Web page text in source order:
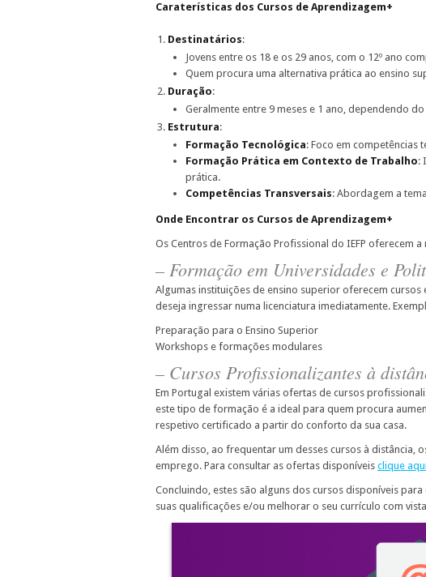
Caraterísticas dos Cursos de Aprendizagem+
Destinatários:
Jovens entre os 18 e os 29 anos, com o 12º ano
Quem procura uma alternativa prática ao ensino
Duração:
Geralmente entre 9 meses e 1 ano, dependendo
Estrutura:
Formação Tecnológica: Foco em competências
Formação Prática em Contexto de Trabalho:
prática.
Competências Transversais: Abordagem a
Onde Encontrar os Cursos de Aprendizagem+
Os Centros de Formação Profissional do IEFP oferecem
– Formação em Universidades e
Algumas instituições de ensino superior oferecem cursos
deseja ingressar numa licenciatura imediatamente.
Preparação para o Ensino Superior
Workshops e formações modulares
– Cursos Profissionalizantes à
Em Portugal existem várias ofertas de cursos
este tipo de formação é a ideal para quem procura
respetivo certificado a partir do conforto da sua casa.
Além disso, ao frequentar um desses cursos à distância,
emprego. Para consultar as ofertas disponíveis clique aqui
Concluindo, estes são alguns dos cursos disponíveis
suas qualificações e/ou melhorar o seu currículo com